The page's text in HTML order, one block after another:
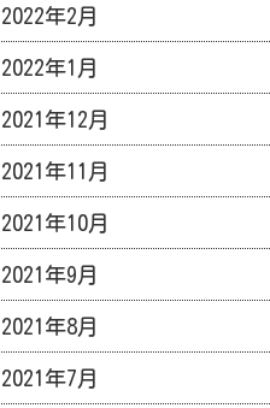
2022年2月
2022年1月
2021年12月
2021年11月
2021年10月
2021年9月
2021年8月
2021年7月